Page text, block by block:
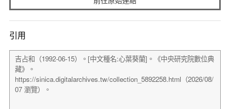
引用